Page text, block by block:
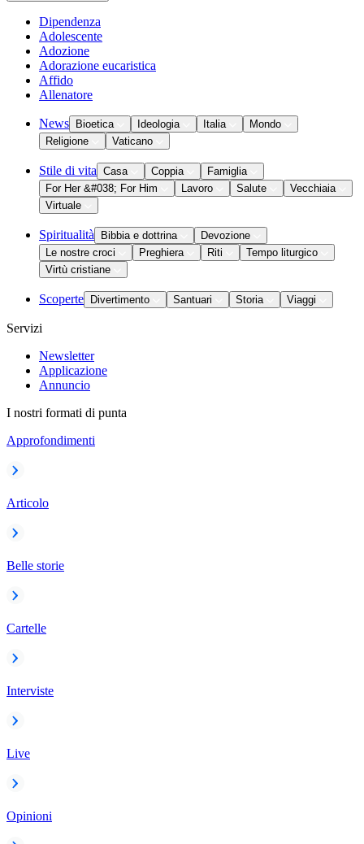
Dipendenza
Adolescente
Adozione
Adorazione eucaristica
Affido
Allenatore
News Bioetica Ideologia Italia
Mondo
Religione
Vaticano
Stile di vita Casa Coppia
Famiglia
For Her &#038; For Him
Lavoro Salute
Vecchiaia
Virtuale
Spiritualità Bibbia e dottrina
Devozione
Le nostre croci
Preghiera Riti
Tempo liturgico
Virtù cristiane
Scoperte Divertimento Santuari Storia Viaggi
Servizi
Newsletter
Applicazione
Annuncio
I nostri formati di punta
Approfondimenti
Articolo
Belle storie
Cartelle
Interviste
Live
Opinioni